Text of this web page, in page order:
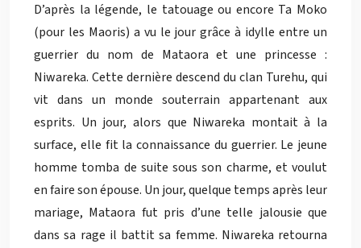
D’après la légende, le tatouage ou encore Ta Moko
(pour les Maoris) a vu le jour grâce à idylle entre un
guerrier du nom de Mataora et une princesse :
Niwareka. Cette dernière descend du clan Turehu, qui
vit dans un monde souterrain appartenant aux
esprits. Un jour, alors que Niwareka montait à la
surface, elle fit la connaissance du guerrier. Le jeune
homme tomba de suite sous son charme, et voulut
en faire son épouse. Un jour, quelque temps après leur
mariage, Mataora fut pris d’une telle jalousie que
dans sa rage il battit sa femme. Niwareka retourna